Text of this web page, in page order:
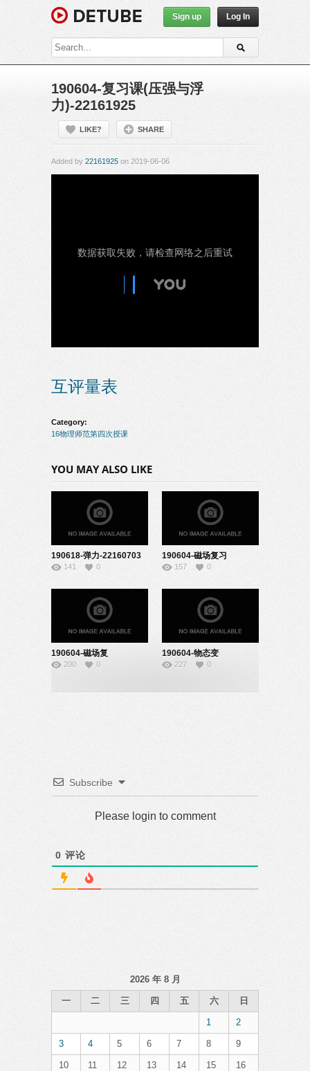
Sign up Log In
190604-复习课(压强与浮
力)-22161925
LIKE? SHARE
Added by 22161925 on 2019-06-06
互评量表
Category:
16物理师范第四次授课
YOU MAY ALSO LIKE
190618-弹力-22160703
141 0
190604-磁场复习
课-22160725
157 0
190604-磁场复
习-22160715
200 0
190604-物态变
化-22160708
227 0
Subscribe
Please login to comment
0 评论
2026 年 8 月
一 二 三 四 五 六 日
1 2
3 4 5 6 7 8 9
10 11 12 13 14 15 16